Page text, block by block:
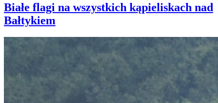
Białe flagi na wszystkich kąpieliskach nad
Bałtykiem